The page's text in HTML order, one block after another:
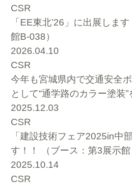
CSR
「EE東北’26」に出展しま
館B-038）
2026.04.10
CSR
今年も宮城県内で交通安全
として“通学路のカラー塗装”
2025.12.03
CSR
「建設技術フェア2025in中
す！！ （ブース：第3展示
2025.10.14
CSR